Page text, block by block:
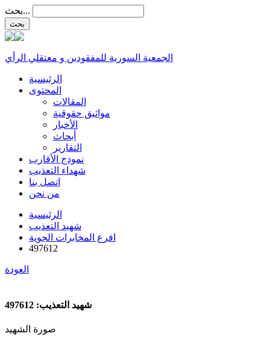
بحث...
الجمعية السورية للمفقودين و معتقلي الرأي
الرئيسية
المحتوى
المقالات
مواثيق حقوقية
الأخبار
أبحاث
التقارير
نموذج الأقارب
شهداء التعذيب
اتصل بنا
من نحن
الرئيسية
شهيد التعذيب
افرع المخابرات الجوية
497612
العودة
شهيد التعذيب: 497612
صورة الشهيد